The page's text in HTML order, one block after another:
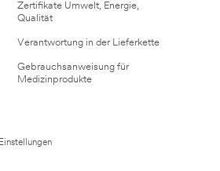
Zertifikate Umwelt, Energie,
Qualität
Verantwortung in der Lieferkette
Gebrauchsanweisung für
Medizinprodukte